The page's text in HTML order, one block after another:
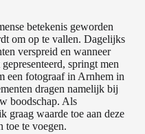
betekenis geworden
om op te vallen. Dagelijks
verspreid en wanneer
springt men
een fotograaf in Arnhem in
dragen namelijk bij
boodschap. Als
graag waarde toe aan deze
toe te voegen.